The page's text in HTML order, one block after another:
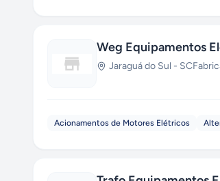
Weg Equipamentos
Jaraguá do Sul - SC
Acionamentos de Motores Elétricos